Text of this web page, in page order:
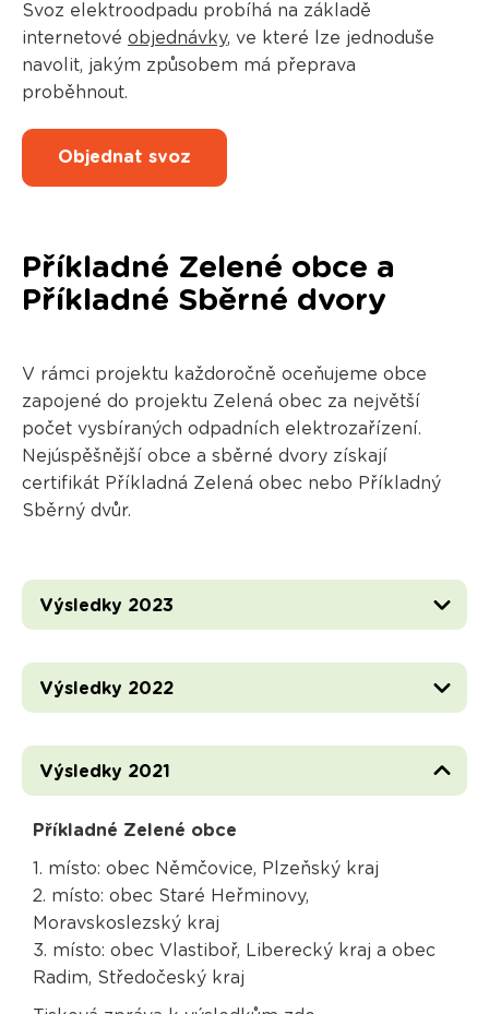
Svoz elektroodpadu probíhá na základě
internetové objednávky, ve které lze jednoduše
navolit, jakým způsobem má přeprava
proběhnout.
Objednat svoz
Příkladné Zelené obce a
Příkladné Sběrné dvory
V rámci projektu každoročně oceňujeme obce
zapojené do projektu Zelená obec za největší
počet vysbíraných odpadních elektrozařízení.
Nejúspěšnější obce a sběrné dvory získají
certifikát Příkladná Zelená obec nebo Příkladný
Sběrný dvůr.
Výsledky 2023
Výsledky 2022
Výsledky 2021
Příkladné Zelené obce
1. místo: obec Němčovice, Plzeňský kraj
2. místo: obec Staré Heřminovy,
Moravskoslezský kraj
3. místo: obec Vlastiboř, Liberecký kraj a obec
Radim, Středočeský kraj